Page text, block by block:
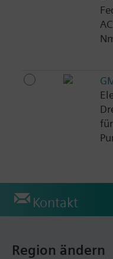
Kontakt
Region ändern